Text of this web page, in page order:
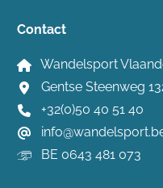
Contact
Wandelsport
Gentse Steenweg
+32(0)50 40 51 40
BE 0643 481 073